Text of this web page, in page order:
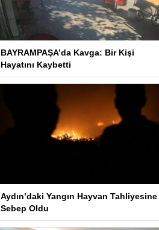
BAYRAMPAŞA’da Kavga: Bir Kişi
Hayatını Kaybetti
Aydın’daki Yangın Hayvan Tahliyesine
Sebep Oldu